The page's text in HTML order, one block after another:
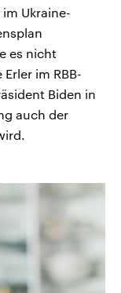
im Ukraine-
es nicht
im RBB-
Biden in
auch der